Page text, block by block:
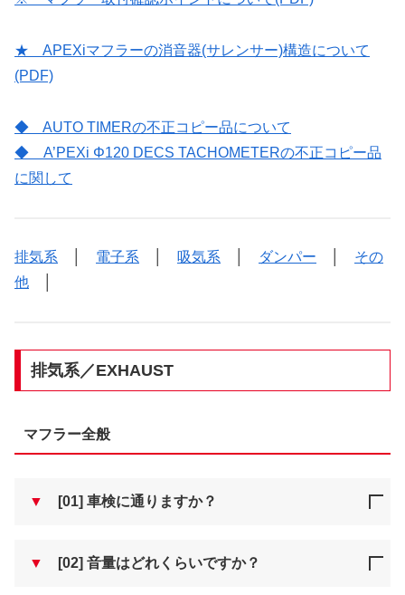
★ APEXiマフラーの消音器(サレンサー)構造について
(PDF)
◆ AUTO TIMERの不正コピー品について
◆ A’PEXi Φ120 DECS TACHOMETERの不正コピー品
に関して
排気系 電子系 吸気系 ダンパー
その
他
排気系／EXHAUST
マフラー全般
▼ [01] 車検に通りますか？
▼ [02] 音量はどれくらいですか？